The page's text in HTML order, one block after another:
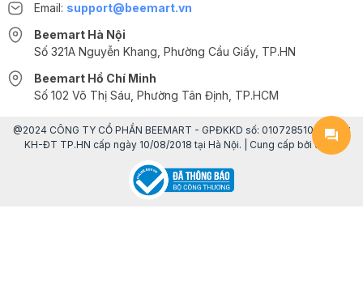
Email: support@beemart.vn
Beemart Hà Nội
Số 321A Nguyễn Khang, Phường Cầu Giấy, TP.HN
Beemart Hồ Chí Minh
Số 102 Võ Thị Sáu, Phường Tân Định, TP.HCM
@2024 CÔNG TY CỔ PHẦN BEEMART - GPĐKKD số: 0107285100 do Sở
KH-ĐT TP.HN cấp ngày 10/08/2018 tại Hà Nội. | Cung cấp bởiSapo